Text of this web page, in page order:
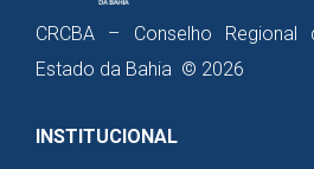
CRCBA – Conselho Regional
Estado da Bahia © 2026
INSTITUCIONAL